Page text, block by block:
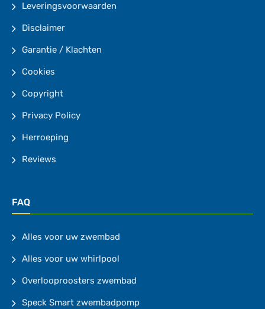
Leveringsvoorwaarden
Disclaimer
Garantie / Klachten
Cookies
Copyright
Privacy Policy
Herroeping
Reviews
FAQ
Alles voor uw zwembad
Alles voor uw whirlpool
Overlooproosters zwembad
Speck Smart zwembadpomp